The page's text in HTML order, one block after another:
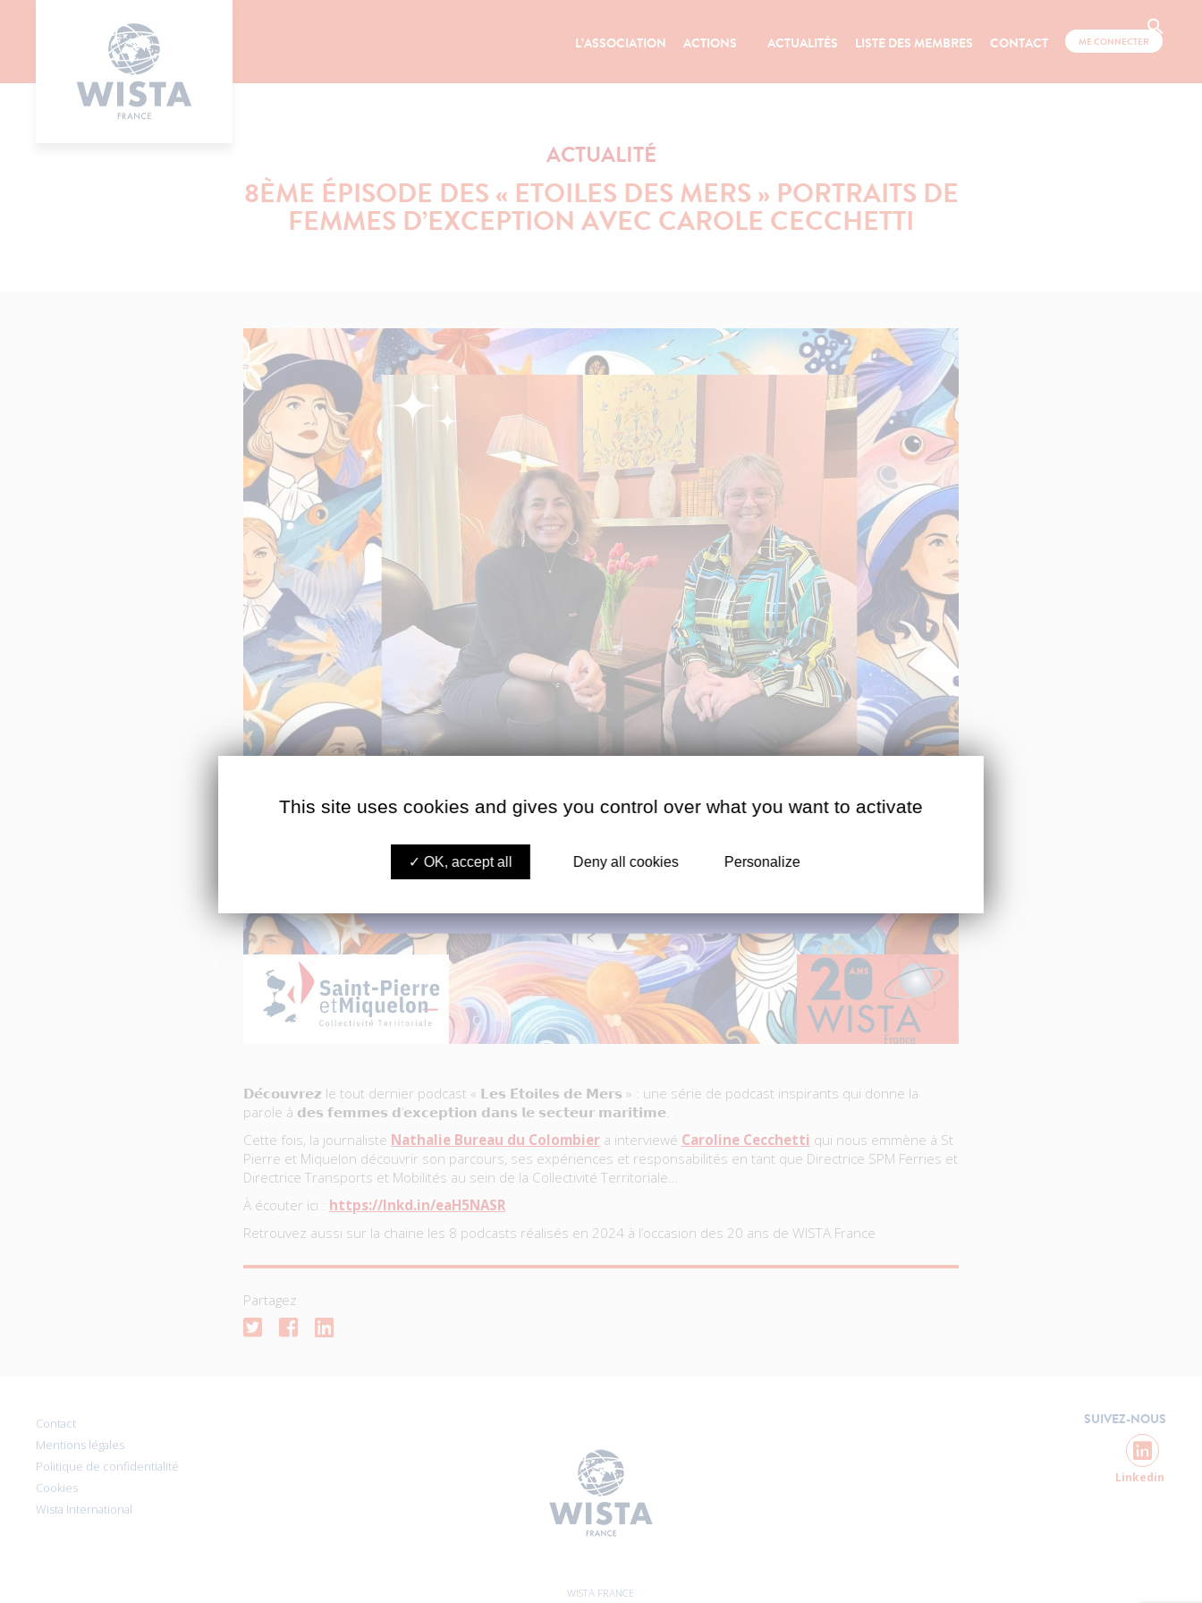
L’ASSOCIATION ACTIONS ACTUALITÉS LISTE DES MEMBRES CONTACT ME CONNECTER
ACTUALITÉ
8ÈME ÉPISODE DES « ETOILES DES MERS » PORTRAITS DE
FEMMES D’EXCEPTION AVEC CAROLE CECCHETTI
𝗗𝗲́𝗰𝗼𝘂𝘃𝗿𝗲𝘇 le tout dernier podcast « 𝗟𝗲𝘀 𝗘́𝘁𝗼𝗶𝗹𝗲𝘀 𝗱𝗲 𝗠𝗲𝗿𝘀 » : une série de podcast inspirants qui donne la
parole à 𝗱𝗲𝘀 𝗳𝗲𝗺𝗺𝗲𝘀 𝗱’𝗲𝘅𝗰𝗲𝗽𝘁𝗶𝗼𝗻 𝗱𝗮𝗻𝘀 𝗹𝗲 𝘀𝗲𝗰𝘁𝗲𝘂𝗿 𝗺𝗮𝗿𝗶𝘁𝗶𝗺𝗲.
Cette fois, la journaliste Nathalie Bureau du Colombier a interviewé Caroline Cecchetti qui nous emmène à St
Pierre et Miquelon découvrir son parcours, ses expériences et responsabilités en tant que Directrice SPM Ferries et
Directrice Transports et Mobilités au sein de la Collectivité Territoriale…
À écouter ici : https://lnkd.in/eaH5NASR
Retrouvez aussi sur la chaine les 8 podcasts réalisés en 2024 à l’occasion des 20 ans de WISTA France
Partagez
Contact
Mentions légales
Politique de confidentialité
Cookies
Wista International
WISTA FRANCE
SUIVEZ-NOUS
Linkedin
This site uses cookies and gives you control over what you want to activate
OK, accept all Deny all cookies Personalize